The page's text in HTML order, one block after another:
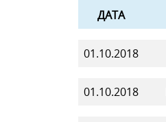
ДАТА
01.10.2018
01.10.2018